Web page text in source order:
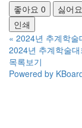
좋아요 0 싫어요
인쇄
« 2024년 추계학술
2024년 추계학술대
목록보기
Powered by